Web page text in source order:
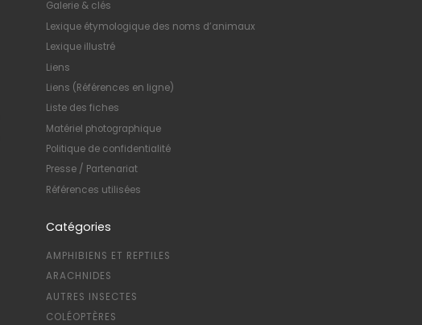
Galerie & clés
Lexique étymologique des noms d’animaux
Lexique illustré
Liens
Liens (Références en ligne)
Liste des fiches
Matériel photographique
Politique de confidentialité
Presse / Partenariat
Références utilisées
Catégories
AMPHIBIENS ET REPTILES
ARACHNIDES
AUTRES INSECTES
COLÉOPTÈRES